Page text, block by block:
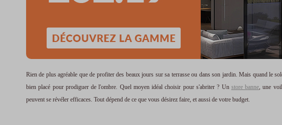
Rien de plus agréable que de profiter des beaux jours sur sa terrasse ou dans son jardin. Mais quand le
bien placé pour prodiguer de l'ombre. Quel moyen idéal choisir pour s'abriter ? Un store banne, une
peuvent se révéler efficaces. Tout dépend de ce que vous désirez faire, et aussi de votre budget.